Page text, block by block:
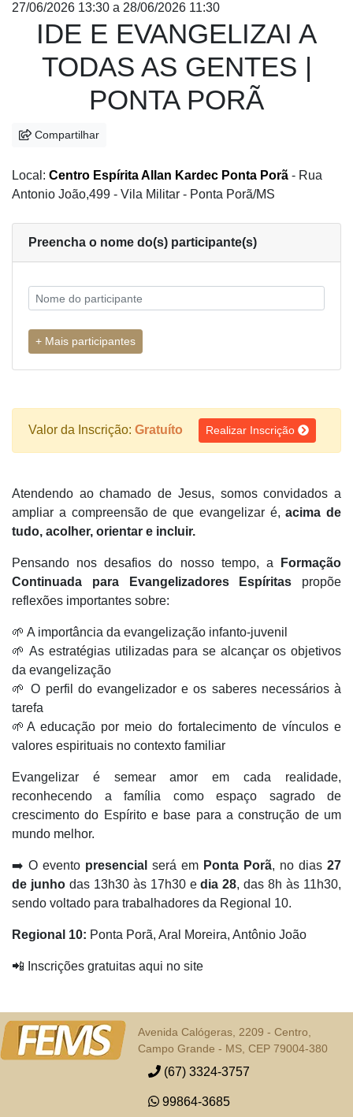
27/06/2026 13:30 a 28/06/2026 11:30
IDE E EVANGELIZAI A
TODAS AS GENTES |
PONTA PORÃ
Compartilhar
Local: Centro Espírita Allan Kardec Ponta Porã - Rua
Antonio João,499 - Vila Militar - Ponta Porã/MS
Preencha o nome do(s) participante(s)
Valor da Inscrição: Gratuíto Realizar Inscrição
Atendendo ao chamado de Jesus, somos convidados a
ampliar a compreensão de que evangelizar é,acima de
tudo, acolher, orientar e incluir.
Pensando nos desafios do nosso tempo, a
Formação
Continuada para Evangelizadores Espíritas propõe
reflexões importantes sobre:
🌱 A importância da evangelização infanto-juvenil
🌱 As estratégias utilizadas para se alcançar os objetivos
da evangelização
🌱 O perfil do evangelizador e os saberes necessários à
tarefa
🌱A educação por meio do fortalecimento de vínculos e
valores espirituais no contexto familiar
Evangelizar é semear amor em cada realidade,
reconhecendo a família como espaço sagrado de
crescimento do Espírito e base para a construção de um
mundo melhor.
➡️ O evento presencial será em Ponta Porã, no dias 27
de junhodas 13h30 às 17h30 edia 28, das 8h às 11h30,
sendo voltado para trabalhadores da Regional 10.
Regional 10: Ponta Porã, Aral Moreira, Antônio João
📲 Inscrições gratuitas aqui no site
Avenida Calógeras, 2209 - Centro,
Campo Grande - MS, CEP 79004-380
(67) 3324-3757
99864-3685